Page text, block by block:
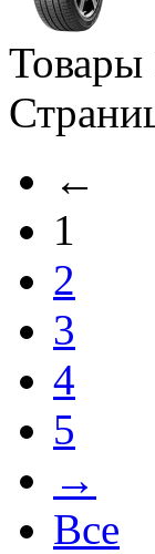
Товары
←
1
2
3
4
5
→
Все